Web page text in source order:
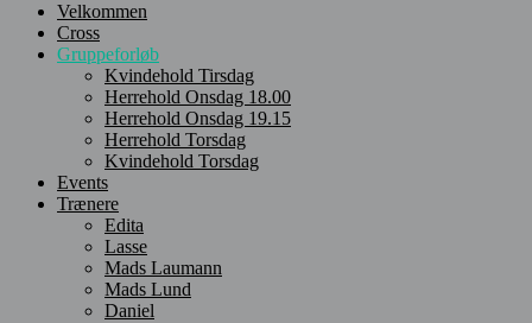
Velkommen
Cross
Gruppeforløb
Kvindehold Tirsdag
Herrehold Onsdag 18.00
Herrehold Onsdag 19.15
Herrehold Torsdag
Kvindehold Torsdag
Events
Trænere
Edita
Lasse
Mads Laumann
Mads Lund
Daniel